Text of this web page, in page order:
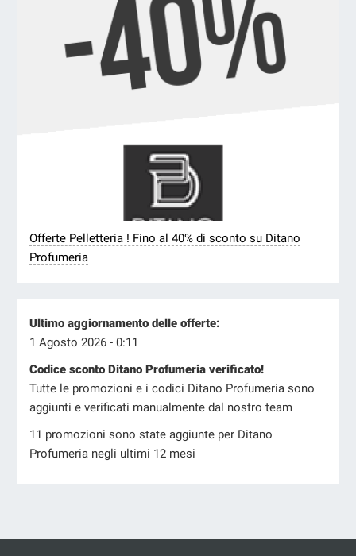
Offerte Pelletteria ! Fino al 40% di sconto su Ditano
Profumeria
Ultimo aggiornamento delle offerte:
1 Agosto 2026 - 0:11
Codice sconto Ditano Profumeria verificato!
Tutte le promozioni e i codici Ditano Profumeria sono
aggiunti e verificati manualmente dal nostro team
11 promozioni sono state aggiunte per Ditano
Profumeria negli ultimi 12 mesi